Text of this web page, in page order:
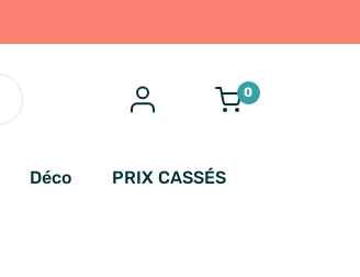
0
Déco PRIX CASSÉS